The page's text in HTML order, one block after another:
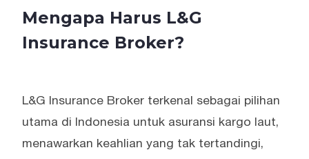
Mengapa Harus L&G
Insurance Broker?
L&G Insurance Broker terkenal sebagai pilihan
utama di Indonesia untuk asuransi kargo laut,
menawarkan keahlian yang tak tertandingi,